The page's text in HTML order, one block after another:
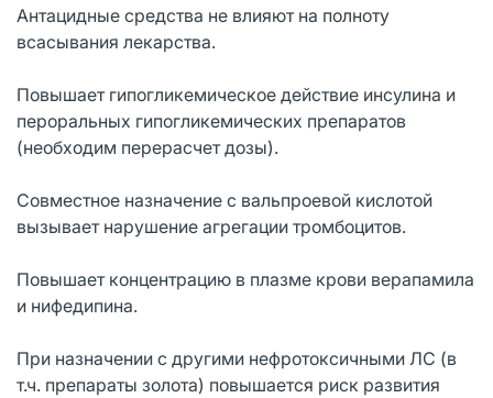
Антацидные средства не влияют на полноту
всасывания лекарства.
Повышает гипогликемическое действие инсулина и
пероральных гипогликемических препаратов
(необходим перерасчет дозы).
Совместное назначение с вальпроевой кислотой
вызывает нарушение агрегации тромбоцитов.
Повышает концентрацию в плазме крови верапамила
и нифедипина.
При назначении с другими нефротоксичными ЛС (в
т.ч. препараты золота) повышается риск развития